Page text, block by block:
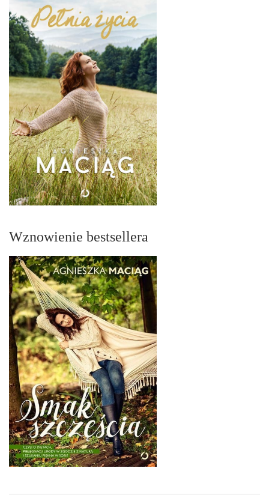
Wznowienie bestsellera